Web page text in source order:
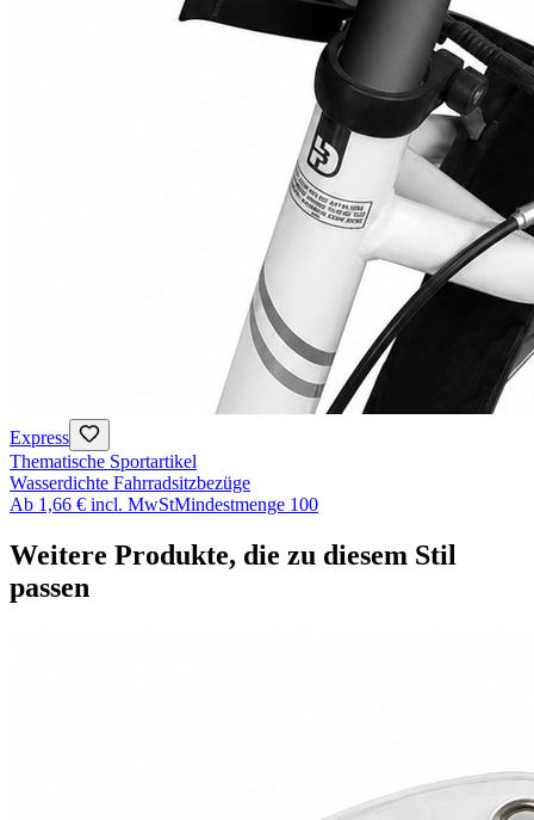
Express
Thematische Sportartikel
Wasserdichte Fahrradsitzbezüge
Ab 1,66 € incl. MwStMindestmenge 100
Weitere Produkte, die zu diesem Stil
passen